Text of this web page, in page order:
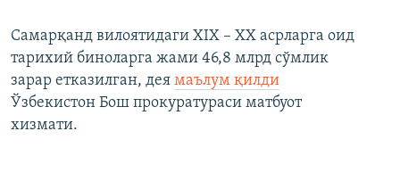
Самарқанд вилоятидаги XIX – XX асрларга оид
тарихий биноларга жами 46,8 млрд сўмлик
зарар етказилган, дея маълум қилди
Ўзбекистон Бош прокуратураси матбуот
хизмати.